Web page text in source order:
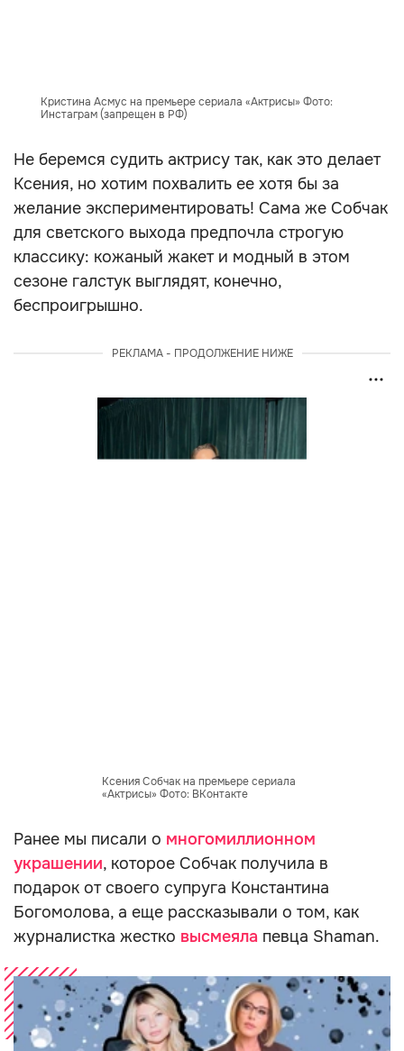
Кристина Асмус на премьере сериала «Актрисы» Фото:
Инстаграм (запрещен в РФ)
Не беремся судить актрису так, как это делает
Ксения, но хотим похвалить ее хотя бы за
желание экспериментировать! Сама же Собчак
для светского выхода предпочла строгую
классику: кожаный жакет и модный в этом
сезоне галстук выглядят, конечно,
беспроигрышно.
РЕКЛАМА - ПРОДОЛЖЕНИЕ НИЖЕ
Ксения Собчак на премьере сериала
«Актрисы» Фото: ВКонтакте
Ранее мы писали о многомиллионном
украшении, которое Собчак получила в
подарок от своего супруга Константина
Богомолова, а еще рассказывали о том, как
журналистка жестко высмеяла певца Shaman.